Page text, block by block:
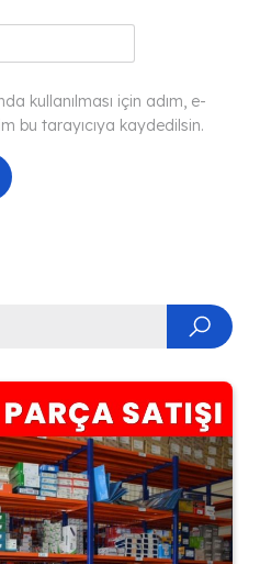
kullanılması için adım, e-
bu tarayıcıya kaydedilsin.